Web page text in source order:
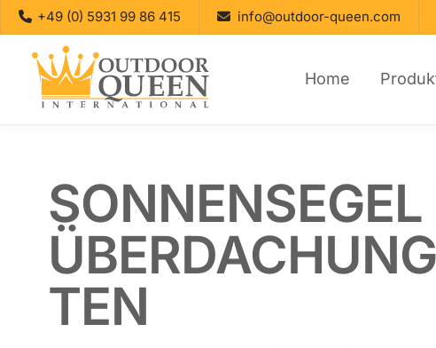
+49 (0) 5931 99 86 415 info@outdoor-queen.com
Home
TEN